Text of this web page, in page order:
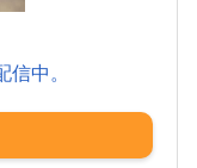
中。